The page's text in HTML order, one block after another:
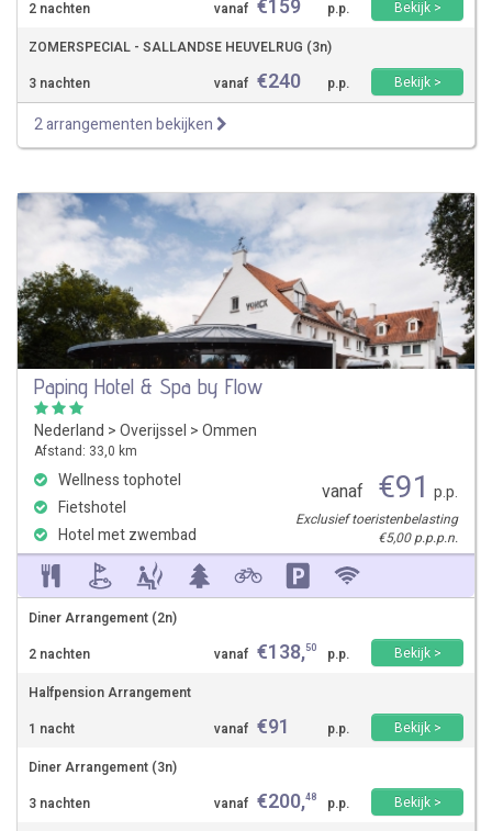
2 nachten vanaf €159 p.p.
Bekijk >
ZOMERSPECIAL - SALLANDSE HEUVELRUG (3n)
3 nachten
vanaf €240 p.p. Bekijk >
2 arrangementen bekijken
Paping Hotel & Spa by Flow
Nederland >Overijssel >Ommen
Afstand: 33,0 km
Wellness tophotel
Fietshotel
Hotel met zwembad
vanaf €91 p.p.
Exclusief toeristenbelasting
€5,00 p.p.p.n.
Diner Arrangement (2n)
2 nachten
vanaf €138,50 p.p.
Bekijk >
Halfpension Arrangement
1 nacht
vanaf €91 p.p.
Bekijk >
Diner Arrangement (3n)
3 nachten
vanaf €200,48 p.p.
Bekijk >